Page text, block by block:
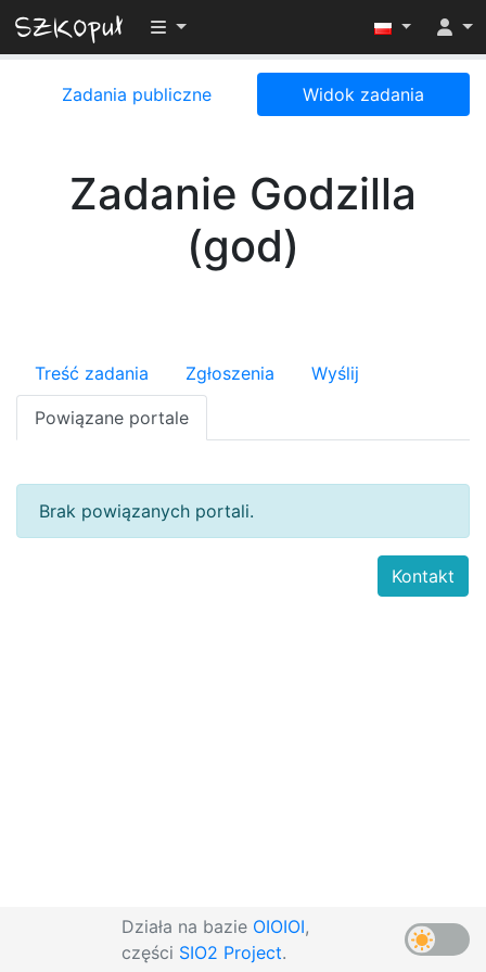
Przełącz widoczność menu
Zadania publiczne Widok zadania
Zadanie Godzilla
(god)
Treść zadania Zgłoszenia Wyślij
Powiązane portale
Brak powiązanych portali.
Działa na bazie OIOIOI,
części SIO2 Project.
Kontakt